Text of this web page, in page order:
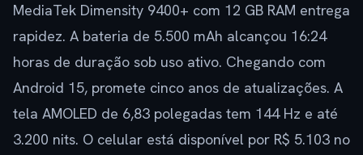
MediaTek Dimensity 9400+ com 12 GB RAM entrega
rapidez. A bateria de 5.500 mAh alcançou 16:24
horas de duração sob uso ativo. Chegando com
Android 15, promete cinco anos de atualizações. A
tela AMOLED de 6,83 polegadas tem 144 Hz e até
3.200 nits. O celular está disponível por R$ 5.103 no